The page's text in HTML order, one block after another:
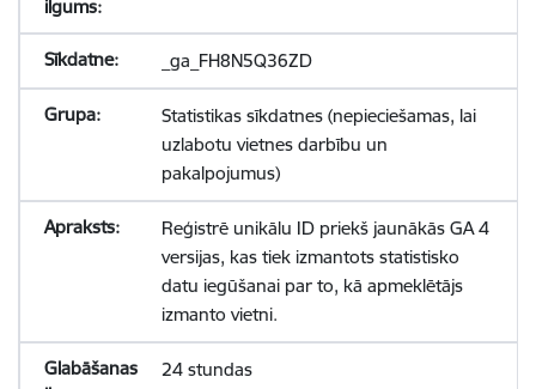
_ga_FH8N5Q36ZD
Statistikas sīkdatnes (nepieciešamas, lai
uzlabotu vietnes darbību un
pakalpojumus)
Reģistrē unikālu ID priekš jaunākās GA 4
versijas, kas tiek izmantots statistisko
datu iegūšanai par to, kā apmeklētājs
izmanto vietni.
24 stundas